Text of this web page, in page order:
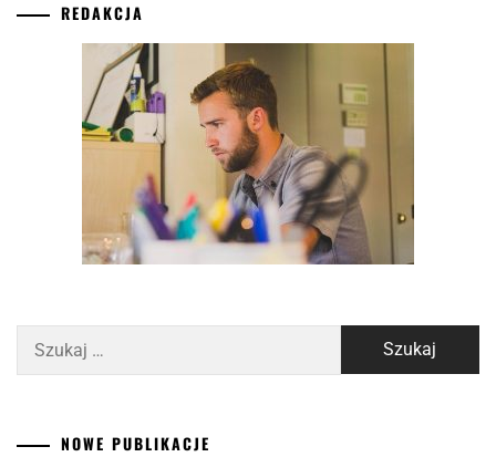
REDAKCJA
NOWE PUBLIKACJE